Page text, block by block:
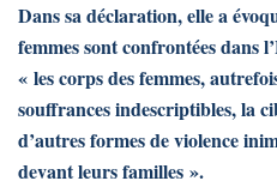
Dans sa déclaration, elle a
femmes sont confrontées dans
« les corps des femmes,
souffrances indescriptibles, la
d’autres formes de violence
devant leurs familles ».